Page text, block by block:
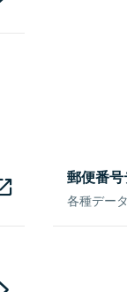
郵便番
各種デー